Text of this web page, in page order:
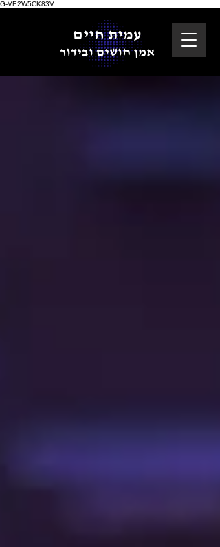
G-VE2W5CK83V
עמית חיים
אמן חושים ובידור